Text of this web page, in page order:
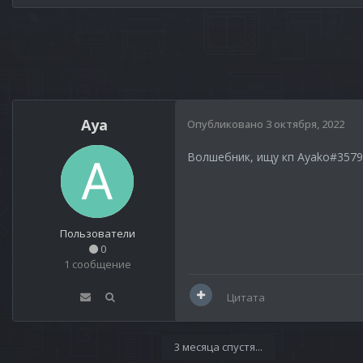
Aya
Пользователи
0
1 сообщение
Опубликовано 3 октября, 2022
Волшебник, ищу кп
Цитата
3 месяца спустя...